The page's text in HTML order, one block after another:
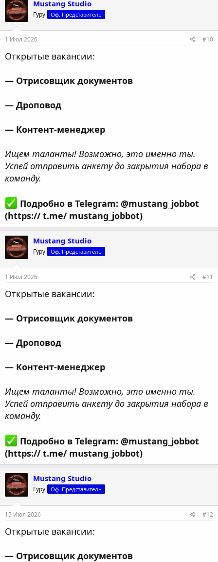
Mustang Studio
Гуру Оф. Представитель
1 Июл 2026 #10
Открытые вакансии:
— Отрисовщик документов
— Дроповод
— Контент-менеджер
Ищем таланты! Возможно, это именно ты.
Успей отправить анкету до закрытия набора в
команду.
Подробно в Telegram: @mustang_jobbot
(https:// t.me/ mustang_jobbot)
Mustang Studio
Гуру Оф. Представитель
1 Июл 2026 #11
Открытые вакансии:
— Отрисовщик документов
— Дроповод
— Контент-менеджер
Ищем таланты! Возможно, это именно ты.
Успей отправить анкету до закрытия набора в
команду.
Подробно в Telegram: @mustang_jobbot
(https:// t.me/ mustang_jobbot)
Mustang Studio
Гуру Оф. Представитель
15 Июл 2026 #12
Открытые вакансии:
— Отрисовщик документов